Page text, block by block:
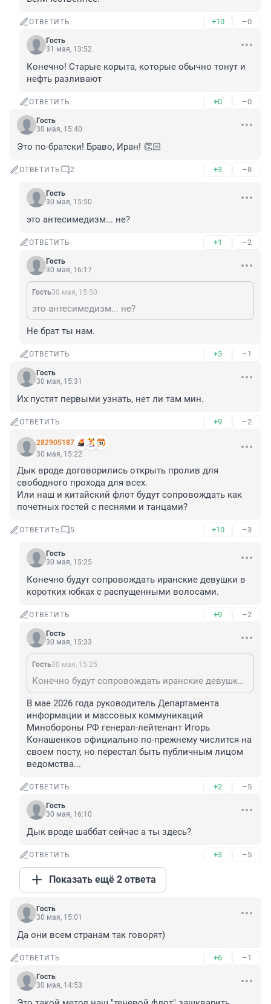
ОТВЕТИТЬ +10 –0
Гость
31 мая, 13:52
Конечно! Старые корыта, которые обычно тонут и
нефть разливают
ОТВЕТИТЬ +0 –0
Гость
30 мая, 15:40
Это по-братски! Браво, Иран! 👏🏻
ОТВЕТИТЬ 2 +3 –8
Гость
30 мая, 15:50
это антесимедизм... не?
ОТВЕТИТЬ +1 –2
Гость
30 мая, 16:17
Гость30 мая, 15:50
это антесимедизм... не?
Не брат ты нам.
ОТВЕТИТЬ +3 –1
Гость
30 мая, 15:31
Их пустят первыми узнать, нет ли там мин.
ОТВЕТИТЬ +9 –2
282905187
30 мая, 15:22
Дык вроде договорились открыть пролив для
свободного прохода для всех.
Или наш и китайский флот будут сопровождать как
почетных гостей с песнями и танцами?
ОТВЕТИТЬ 5 +10 –3
Гость
30 мая, 15:25
Конечно будут сопровождать иранские девушки в
коротких юбках с распущенными волосами.
ОТВЕТИТЬ +9 –2
Гость
30 мая, 15:33
Гость30 мая, 15:25
Конечно будут сопровождать иранские девушки в коротких юбках с распущенными волосами.
В мае 2026 года руководитель Департамента
информации и массовых коммуникаций
Минобороны РФ генерал-лейтенант Игорь
Конашенков официально по-прежнему числится на
своем посту, но перестал быть публичным лицом
ведомства...
ОТВЕТИТЬ +2 –5
Гость
30 мая, 16:10
Дык вроде шаббат сейчас а ты здесь?
ОТВЕТИТЬ +3 –5
Показать ещё 2 ответа
Гость
30 мая, 15:01
Да они всем странам так говорят)
ОТВЕТИТЬ +6 –1
Гость
30 мая, 14:53